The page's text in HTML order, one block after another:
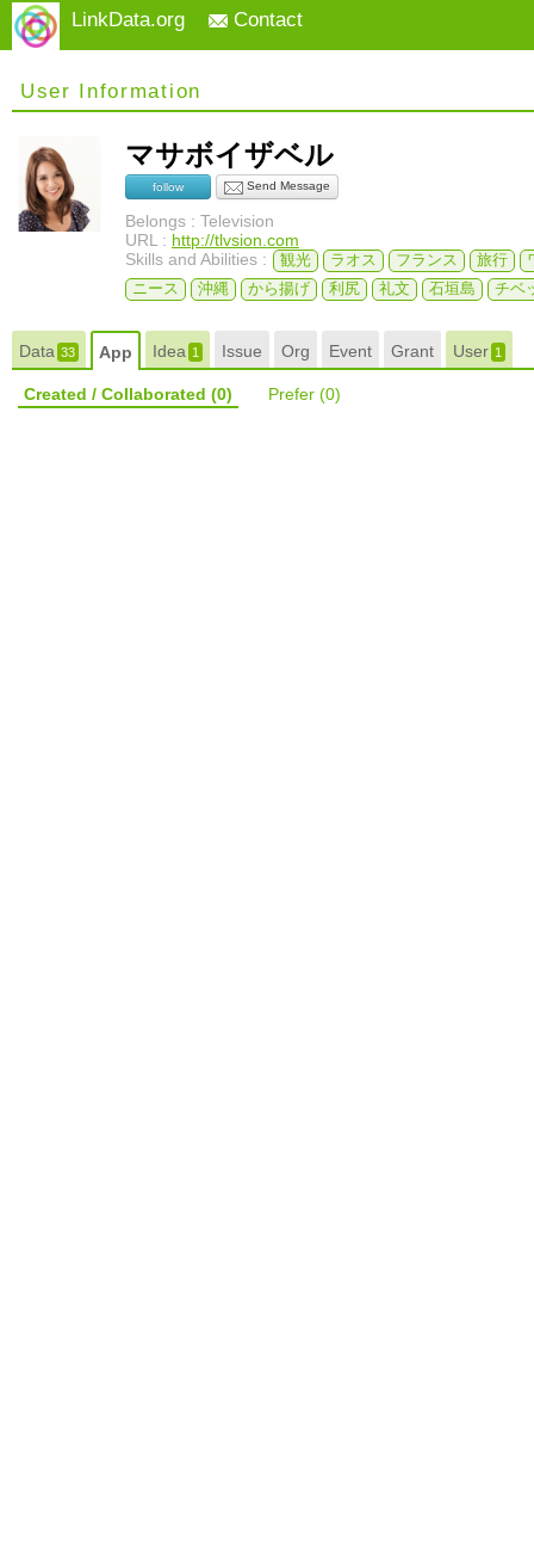
LinkData.org Contact
User Information
マサボイザベル
follow Send Message
Belongs : Television
URL : http://tlvsion.com
Skills and Abilities :
観光 ラオス フランス 旅行
ニース
沖縄 から揚げ 利尻 礼文 石垣島 チベ
Data33 App Idea 1 Issue Org Event Grant User 1
Created / Collaborated (0) Prefer (0)